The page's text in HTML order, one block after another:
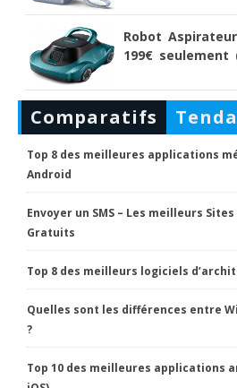
Robot
199€ seulement
Comparatifs
Top 8 des meilleures applications
Android
Envoyer un SMS – Les meilleurs
Gratuits
Top 8 des meilleurs logiciels
Quelles sont les différences entre
?
Top 10 des meilleures applications